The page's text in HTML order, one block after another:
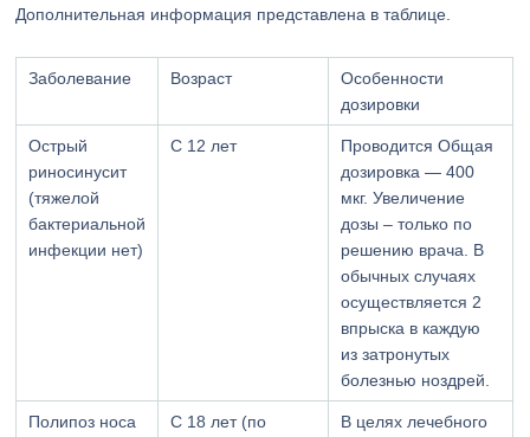
Дополнительная информация представлена в таблице.
Заболевание Возраст
Особенности
дозировки
Острый
риносинусит
(тяжелой
бактериальной
инфекции нет)
С 12 лет
Проводится Общая
дозировка — 400
мкг. Увеличение
дозы – только по
решению врача. В
обычных случаях
осуществляется 2
впрыска в каждую
из затронутых
болезнью ноздрей.
Полипоз носа
С 18 лет (по
В целях лечебного